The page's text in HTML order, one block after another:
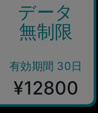
データ
無制限
有効期間 30日
¥12800